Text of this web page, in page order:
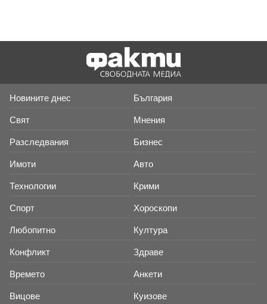
Новините днес България
Свят Мнения
Разследвания Бизнес
Имоти Авто
Технологии Крими
Спорт Хороскопи
Любопитно Култура
Конфликт Здраве
Времето Анкети
Вицове Куизове